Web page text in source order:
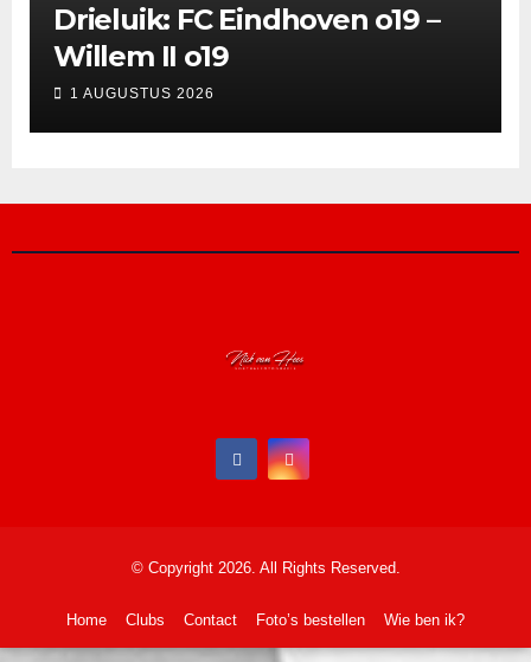
Drieluik: FC Eindhoven o19 –
Willem II o19
1 AUGUSTUS 2026
© Copyright 2026. All Rights Reserved.
Home Clubs Contact Foto’s bestellen Wie ben ik?